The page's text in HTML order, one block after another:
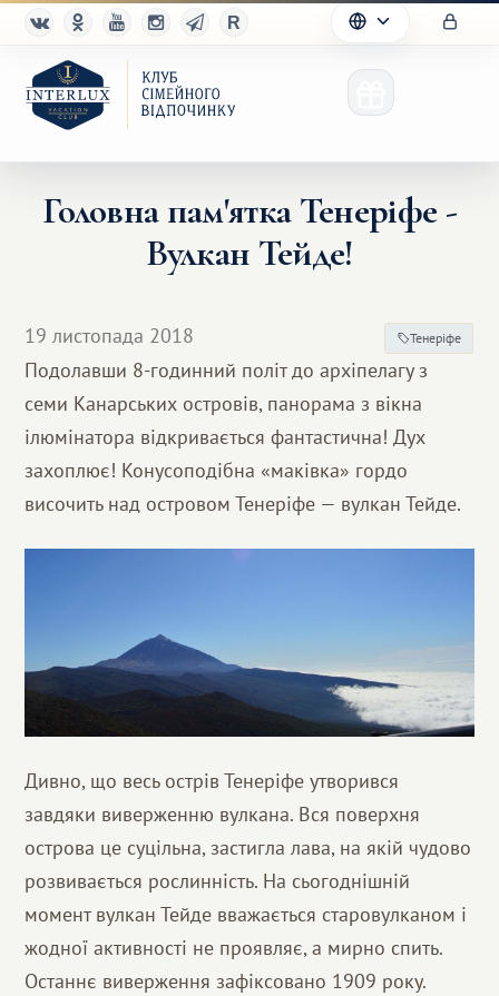
Партнерам
Благотворительность
Головна пам'ятка Тенеріфе -
Вулкан Тейде!
19 листопада 2018 Тенеріфе
Подолавши 8-годинний політ до архіпелагу з
семи Канарських островів, панорама з вікна
ілюмінатора відкривається фантастична! Дух
захоплює! Конусоподібна «маківка» гордо
височить над островом Тенеріфе — вулкан Тейде.
Дивно, що весь острів Тенеріфе утворився
завдяки виверженню вулкана. Вся поверхня
острова це суцільна, застигла лава, на якій чудово
розвивається рослинність. На сьогоднішній
момент вулкан Тейде вважається старовулканом і
жодної активності не проявляє, а мирно спить.
Останнє виверження зафіксовано 1909 року.